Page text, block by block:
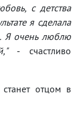
с детства
я сделала
Я очень люблю
- счастливо
отцом в